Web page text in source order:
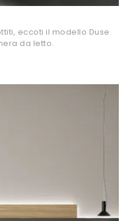
eccoti il modello Duse
da letto.